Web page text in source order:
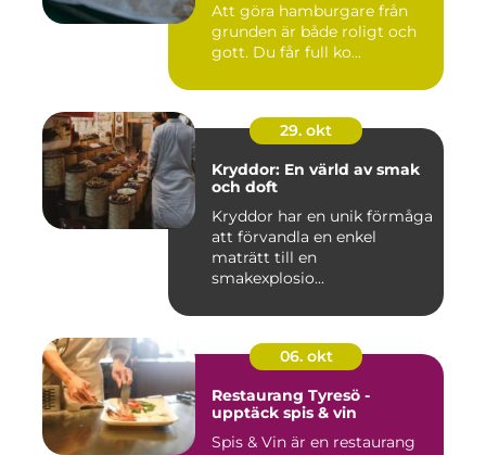
Att göra hamburgare från
grunden är både roligt och
gott. Du får full ko...
29. okt
Kryddor: En värld av smak
och doft
Kryddor har en unik förmåga
att förvandla en enkel
maträtt till en
smakexplosio...
06. okt
Restaurang Tyresö -
upptäck spis & vin
Spis & Vin är en restaurang